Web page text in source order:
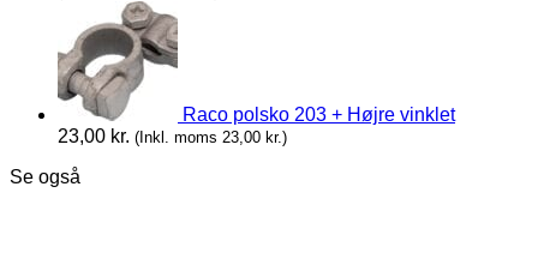
Raco polsko 203 + Højre vinklet
23,00 kr. (Inkl. moms 23,00 kr.)
Se også